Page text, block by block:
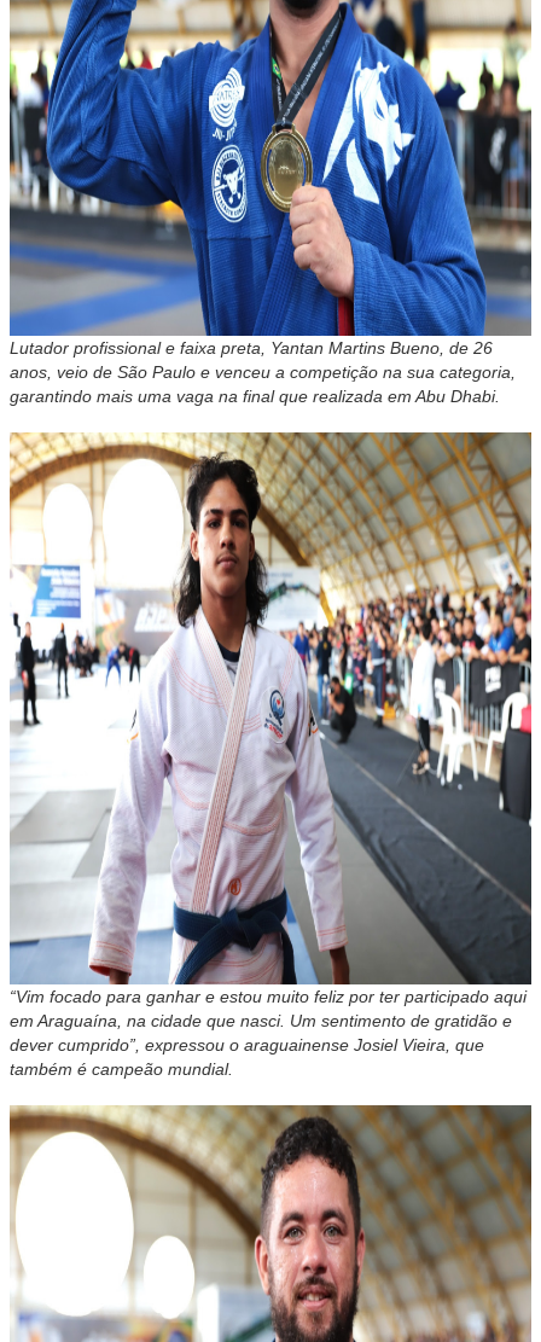
Lutador profissional e faixa preta, Yantan Martins Bueno, de 26
anos, veio de São Paulo e venceu a competição na sua categoria,
garantindo mais uma vaga na final que realizada em Abu Dhabi.
“Vim focado para ganhar e estou muito feliz por ter participado aqui
em Araguaína, na cidade que nasci. Um sentimento de gratidão e
dever cumprido”, expressou o araguainense Josiel Vieira, que
também é campeão mundial.